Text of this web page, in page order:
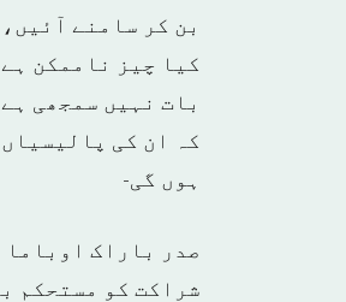
بن کر سامنے
کیا چیز ناممکن
بات نہیں سمجھی
کہ ان کی
ہوں گی-
صدر باراک
شراکت کو مستحکم